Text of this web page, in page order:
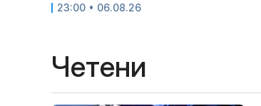
23:00 • 06.08.26
Четени